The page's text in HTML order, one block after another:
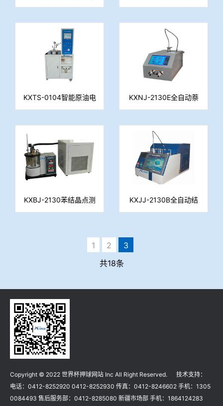
仪
水份测定仪(容量法)
KXTS-0104智能原油电
脱水仪（水分测定仪）
KXNJ-2130E全自动萘
结晶点测定仪
KXBJ-2130苯结晶点测
定仪
KXJJ-2130B全自动结
晶点测定仪
1 2
3
共18条
Copyright © 2022 世界杯押球网站 Inc All Right Reserved. 技术支持：
电话：0412-8252920 0412-8252930 传真：0412-8246602 手机：1305
0084493 售后服务部：0412-8285080 新疆市场部 手机：1864124283